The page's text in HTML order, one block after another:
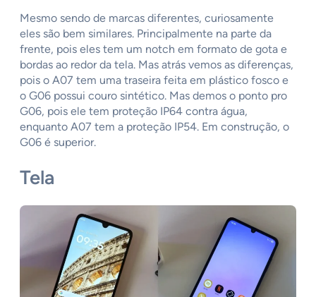
Mesmo sendo de marcas diferentes, curiosamente
eles são bem similares. Principalmente na parte da
frente, pois eles tem um notch em formato de gota e
bordas ao redor da tela. Mas atrás vemos as diferenças,
pois o A07 tem uma traseira feita em plástico fosco e
o G06 possui couro sintético. Mas demos o ponto pro
G06, pois ele tem proteção IP64 contra água,
enquanto A07 tem a proteção IP54. Em construção, o
G06 é superior.
Tela